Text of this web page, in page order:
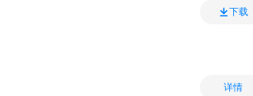
下载
详情